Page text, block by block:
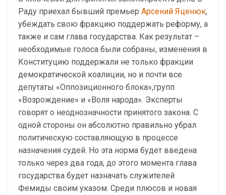
Раду приехал бывший премьер Арсений Яценюк,
убеждать свою фракцию поддержать реформу, а
также и сам глава государства. Как результат –
необходимые голоса были собраны, изменения в
Конституцию поддержали не только фракции
демократической коалиции, но и почти все
депутаты «Оппозиционного блока»,групп
«Возрождение» и «Воля народа». Эксперты
говорят о неоднозначности принятого закона. С
одной стороны он абсолютно правильно убрал
политическую составляющую в процессе
назначения судей. Но эта норма будет введена
только через два года, до этого момента глава
государства будет назначать служителей
Фемиды своим указом. Среди плюсов и новая